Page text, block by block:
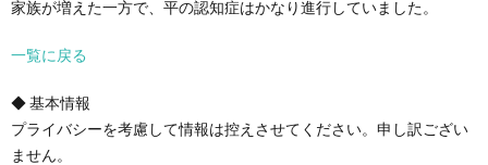
家族が増えた一方で、平の認知症はかなり進行していました。
一覧に戻る
◆ 基本情報
プライバシーを考慮して情報は控えさせてください。申し訳ござい
ません。